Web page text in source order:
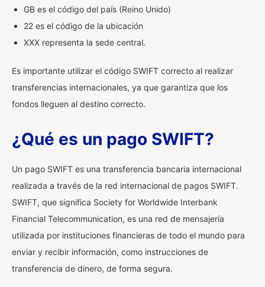
GB es el código del país (Reino Unido)
22 es el código de la ubicación
XXX representa la sede central.
Es importante utilizar el código SWIFT correcto al realizar
transferencias internacionales, ya que garantiza que los
fondos lleguen al destino correcto.
¿Qué es un pago SWIFT?
Un pago SWIFT es una transferencia bancaria internacional
realizada a través de la red internacional de pagos SWIFT.
SWIFT, que significa Society for Worldwide Interbank
Financial Telecommunication, es una red de mensajería
utilizada por instituciones financieras de todo el mundo para
enviar y recibir información, como instrucciones de
transferencia de dinero, de forma segura.